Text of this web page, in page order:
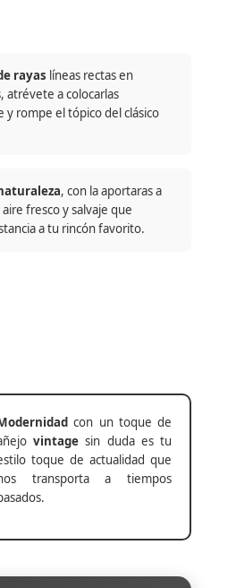
rayas líneas rectas en
atrévete a colocarlas
y rompe el tópico del clásico
, con la aportaras a
fresco y salvaje que
a tu rincón favorito.
con un toque de
vintage sin duda es tu
toque de actualidad que
transporta a tiempos